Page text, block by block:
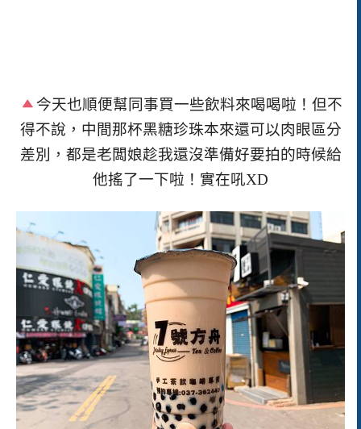
今天也順便幫同事買一些飲料來喝喝啦！但不
得不說，中間那杯黑糖珍珠本來還可以肉眼區分
差別，都是老闆娘趁我還沒準備好要拍的時候給
他搖了一下啦！實在吼XD